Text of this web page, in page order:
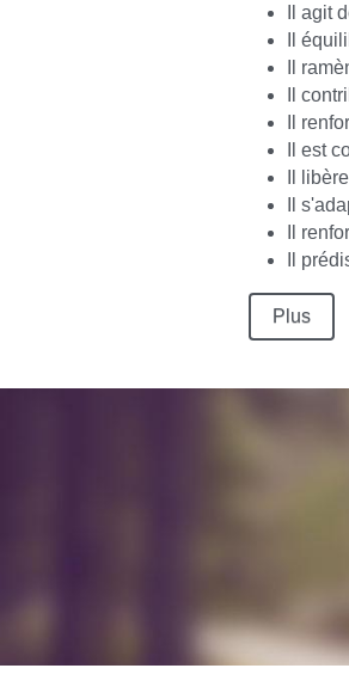
Il agit
Il
Il
Il
Il
Il est
Il
Il
Il
Il
Plus